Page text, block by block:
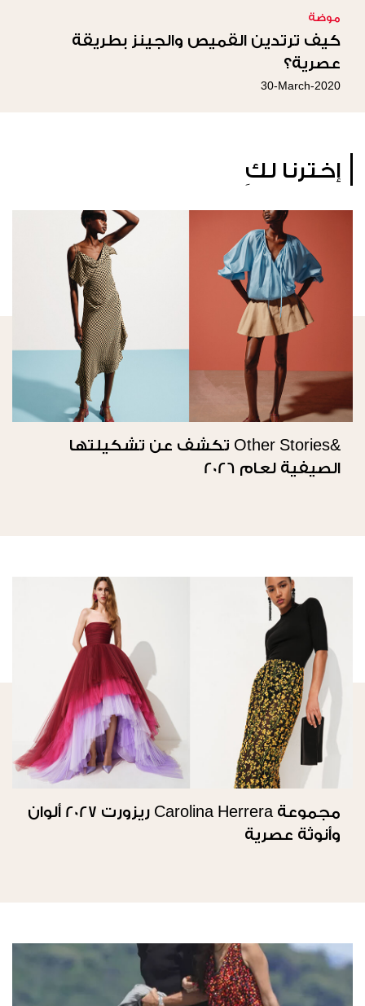
موضة
كيف ترتدين القميص والجينز بطريقة
عصرية؟
30-March-2020
إخترنا لكِ
&Other Stories تكشف عن تشكيلتها
الصيفية لعام 2026
مجموعة Carolina Herrera ريزورت 2027 ألوان
وأنوثة عصرية